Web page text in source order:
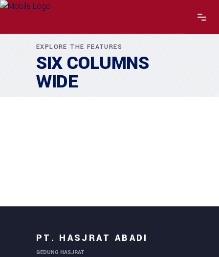
EXPLORE THE FEATURES
SIX COLUMNS
WIDE
PT. HASJRAT ABADI
GEDUNG HASJRAT